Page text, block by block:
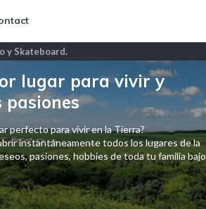
y Skateboard.
lugar para vivir y
perfecto para vivir en la Tierra?
instantáneamente todos los lugares de la
pasiones, hobbies de toda tu familia bajo